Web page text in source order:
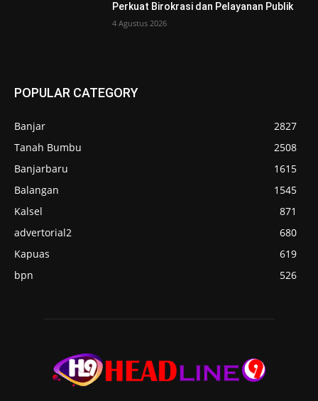
Perkuat Birokrasi dan Pelayanan Publik
4 Agustus 2026
POPULAR CATEGORY
Banjar
2827
Tanah Bumbu
2508
Banjarbaru
1615
Balangan
1545
Kalsel
871
advertorial2
680
Kapuas
619
bpn
526